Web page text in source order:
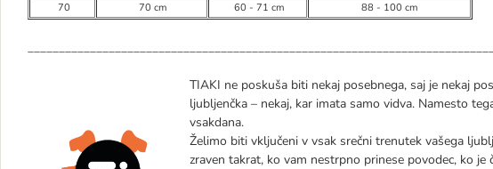
70
70 cm 60 - 71 cm 88 - 100 cm
TIAKI ne poskuša biti nekaj posebnega, saj je nekaj
ljubljenčka – nekaj, kar imata samo vidva. Namesto
vsakdana.
Želimo biti vključeni v vsak srečni trenutek vašega
zraven takrat, ko vam nestrpno prinese povodec, ko